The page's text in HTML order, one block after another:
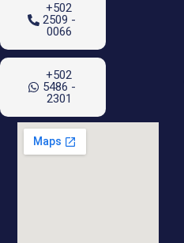
+502
2509 -
0066
+502
5486 -
2301